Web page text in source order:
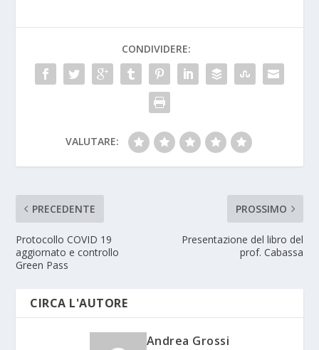
CONDIVIDERE:
VALUTARE:
PRECEDENTE
Protocollo COVID 19
aggiornato e controllo
Green Pass
PROSSIMO
Presentazione del libro del
prof. Cabassa
CIRCA L'AUTORE
Andrea Grossi